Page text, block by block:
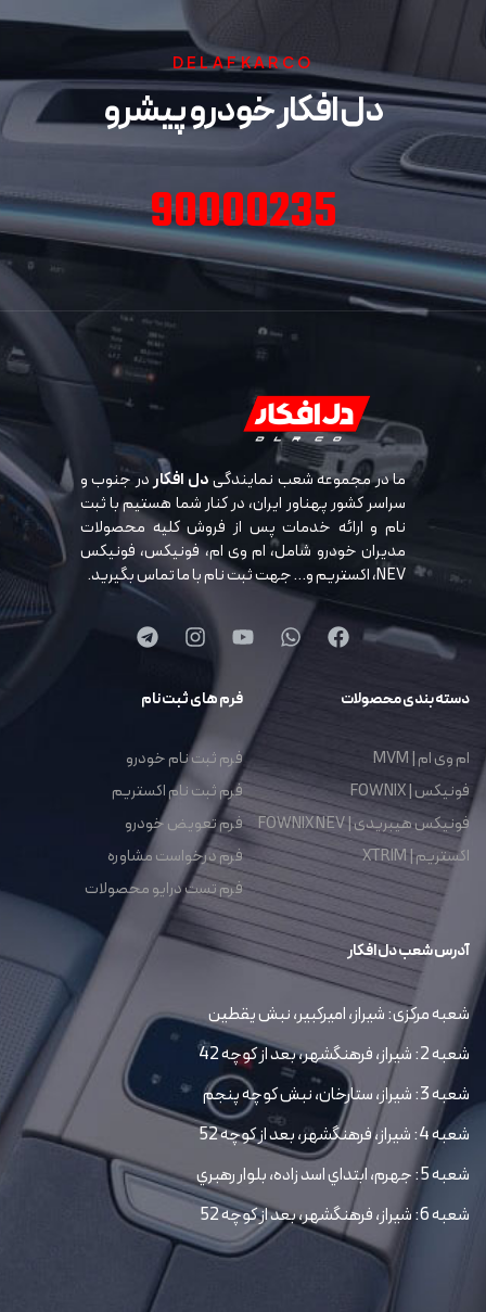
DELAFKARCO
دل افکار خودرو پیشرو
90000235
ما در مجموعه شعب نمایندگیدل افکاردر جنوب و
سراسر کشور پهناور ایران، در کنار شما هستیم با ثبت
نام و ارائه خدمات پس از فروش کلیه محصولات
مدیران خودرو شامل، ام وی ام، فونیکس، فونیکس
NEV، اکستریم و… جهت ثبت نام با ما تماس بگیرید.
دسته بندی محصولات
ام وی ام | MVM
فونیکس | FOWNIX
فونیکس هیبریدی | FOWNIX NEV
اکستریم | XTRIM
فرم های ثبت نام
فرم ثبت نام خودرو
فرم ثبت نام اکستریم
فرم تعویض خودرو
فرم درخواست مشاوره
فرم تست درایو محصولات
آدرس شعب دل افکار
شعبه مرکزی: شیراز، امیرکبیر، نبش یقطین
شعبه 2: شیراز، فرهنگشهر، بعد از کوچه 42
شعبه 3: شیراز، ستارخان، نبش کوچه پنجم
شعبه 4: شیراز، فرهنگشهر، بعد از کوچه 52
شعبه 5: جهرم، ابتداي اسد زاده، بلوار رهبري
شعبه 6: شیراز، فرهنگشهر، بعد از کوچه 52